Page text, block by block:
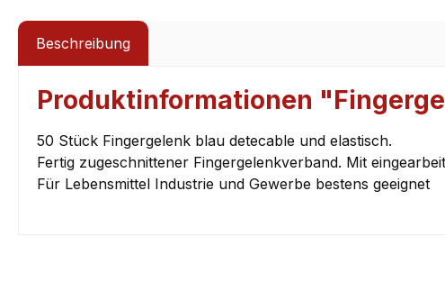
Beschreibung
Produktinformationen
50 Stück Fingergelenk blau detecable und elastisch.
Fertig zugeschnittener Fingergelenkverband. Mit
Für Lebensmittel Industrie und Gewerbe bestens geeignet